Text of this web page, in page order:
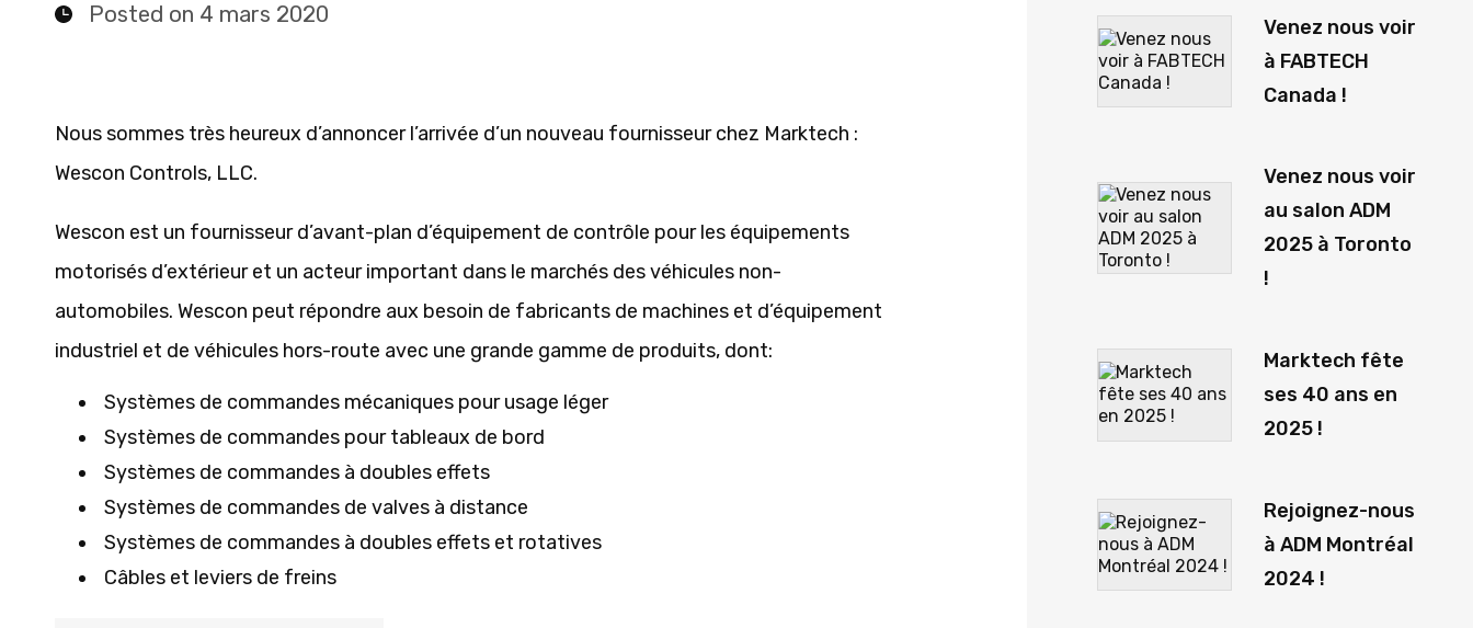
Posted on 4 mars 2020
Nous sommes très heureux d’annoncer l’arrivée d’un nouveau fournisseur chez Marktech :
Wescon Controls, LLC.
Wescon est un fournisseur d’avant-plan d’équipement de contrôle pour les équipements
motorisés d’extérieur et un acteur important dans le marchés des véhicules non-
automobiles. Wescon peut répondre aux besoin de fabricants de machines et d’équipement
industriel et de véhicules hors-route avec une grande gamme de produits, dont:
Systèmes de commandes mécaniques pour usage léger
Systèmes de commandes pour tableaux de bord
Systèmes de commandes à doubles effets
Systèmes de commandes de valves à distance
Systèmes de commandes à doubles effets et rotatives
Câbles et leviers de freins
Venez nous voir
à FABTECH
Canada !
Venez nous voir
au salon ADM
2025 à Toronto
!
Marktech fête
ses 40 ans en
2025 !
Rejoignez-nous
à ADM Montréal
2024 !